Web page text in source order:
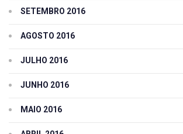
SETEMBRO 2016
AGOSTO 2016
JULHO 2016
JUNHO 2016
MAIO 2016